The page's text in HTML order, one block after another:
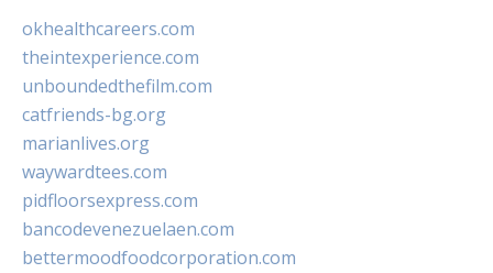
okhealthcareers.com
theintexperience.com
unboundedthefilm.com
catfriends-bg.org
marianlives.org
waywardtees.com
pidfloorsexpress.com
bancodevenezuelaen.com
bettermoodfoodcorporation.com